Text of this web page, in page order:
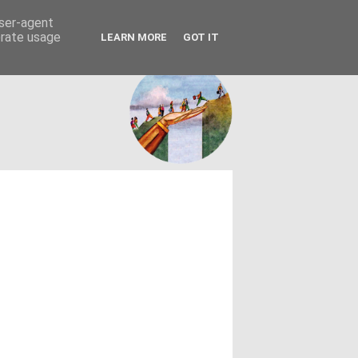
FACEBOOK
θεσμών - κοινωνίας
agent
usage
LEARN MORE GOT IT